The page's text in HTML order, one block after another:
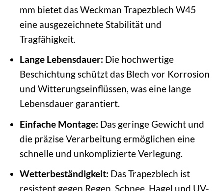
mm bietet das Weckman Trapezblech W45
eine ausgezeichnete Stabilität und
Tragfähigkeit.
Lange Lebensdauer: Die hochwertige
Beschichtung schützt das Blech vor Korrosion
und Witterungseinflüssen, was eine lange
Lebensdauer garantiert.
Einfache Montage: Das geringe Gewicht und
die präzise Verarbeitung ermöglichen eine
schnelle und unkomplizierte Verlegung.
Wetterbeständigkeit: Das Trapezblech ist
resistent gegen Regen, Schnee, Hagel und UV-